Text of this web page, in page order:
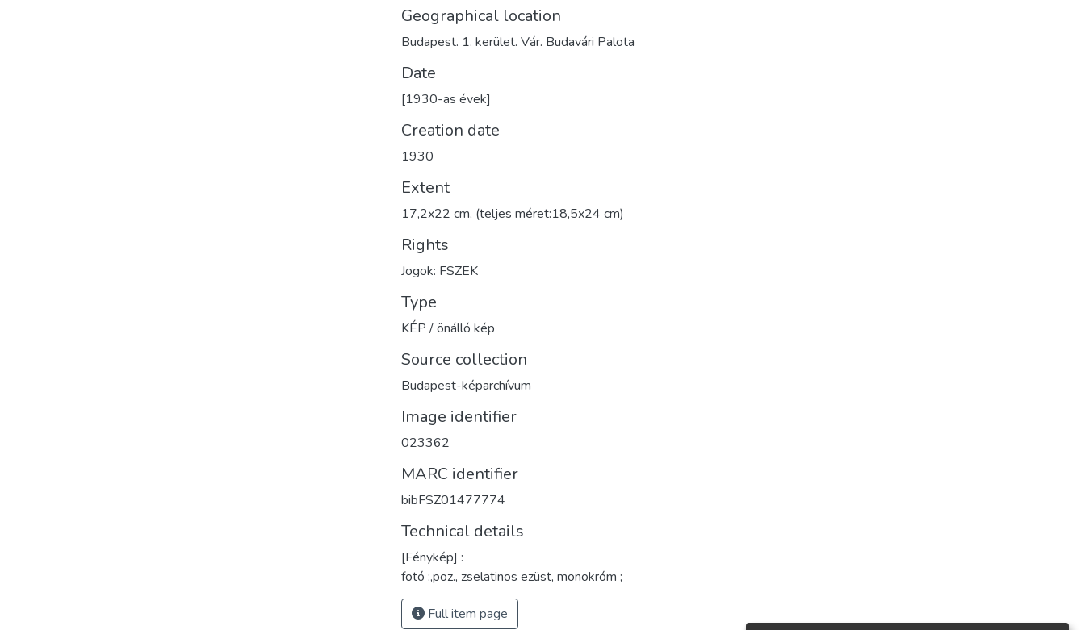
Geographical location
Budapest. 1. kerület. Vár. Budavári Palota
Date
[1930-as évek]
Creation date
1930
Extent
17,2x22 cm, (teljes méret:18,5x24 cm)
Rights
Jogok: FSZEK
Type
KÉP / önálló kép
Source collection
Budapest-képarchívum
Image identifier
023362
MARC identifier
bibFSZ01477774
Technical details
[Fénykép] :
fotó :,poz., zselatinos ezüst, monokróm ;
Full item page